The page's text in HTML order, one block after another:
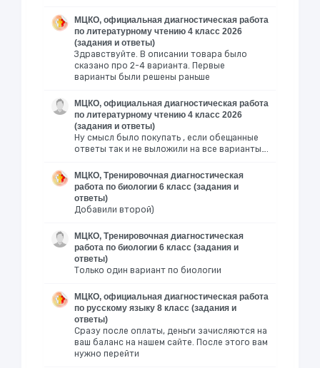
МЦКО, официальная диагностическая работа
по литературному чтению 4 класс 2026
(задания и ответы)
Здравствуйте. В описании товара было
сказано про 2-4 варианта. Первые
варианты были решены раньше
МЦКО, официальная диагностическая работа
по литературному чтению 4 класс 2026
(задания и ответы)
Ну смысл было покупать , если обещанные
ответы так и не выложили на все варианты….
МЦКО, Тренировочная диагностическая
работа по биологии 6 класс (задания и
ответы)
Добавили второй)
МЦКО, Тренировочная диагностическая
работа по биологии 6 класс (задания и
ответы)
Только один вариант по биологии
МЦКО, официальная диагностическая работа
по русскому языку 8 класс (задания и
ответы)
Сразу после оплаты, деньги зачисляются на
ваш баланс на нашем сайте. После этого вам
нужно перейти